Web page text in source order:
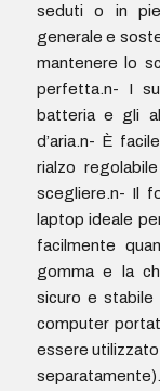
seduti o in
generale e
mantenere lo
perfetta.n- I
batteria e gli
d’aria.n- È
rialzo
scegliere.n- Il
laptop ideale
facilmente
gomma e la
sicuro e stabile
computer
essere